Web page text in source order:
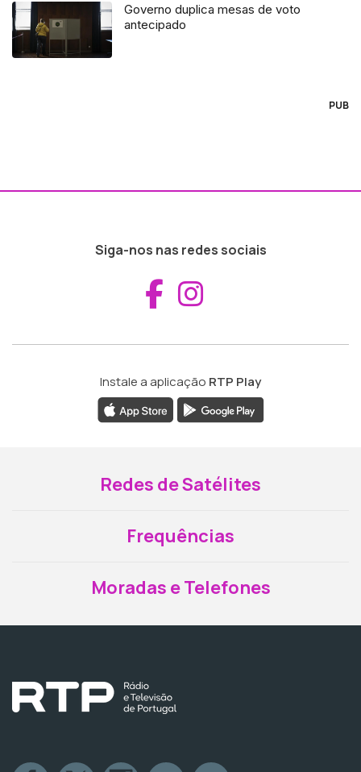
Governo duplica mesas de voto
antecipado
PUB
Siga-nos nas redes sociais
Aceder ao
Instale a aplicação RTP Play
Redes de Satélites
Frequências
Moradas e Telefones